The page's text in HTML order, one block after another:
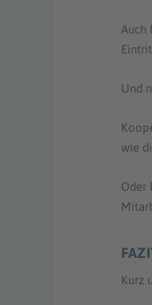
Auch
Und
wie
Oder
Kurz